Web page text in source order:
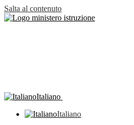
Salta al contenuto
Italiano
Italiano